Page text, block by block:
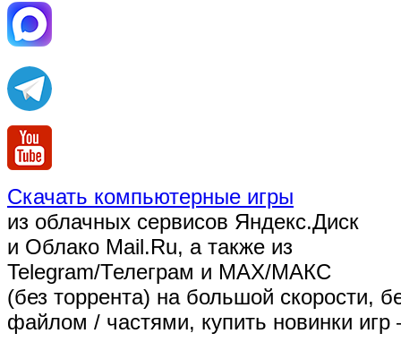
Скачать компьютерные игры
из облачных сервисов Яндекс.Диск
и Облако Mail.Ru, а также из
Telegram/Телеграм и MAX/МАКС
(без торрента) на большой скорости,
файлом / частями, купить новинки